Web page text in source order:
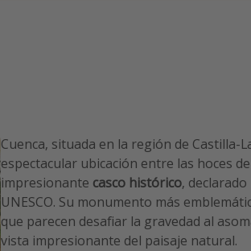
Cuenca, situada en la región de Castilla-
espectacular ubicación entre las hoces
impresionante casco histórico,
UNESCO. Su monumento más
que parecen desafiar la gravedad al
vista impresionante del paisaje natural.